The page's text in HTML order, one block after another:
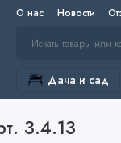
О нас Новости
Дача и сад
3.4.13